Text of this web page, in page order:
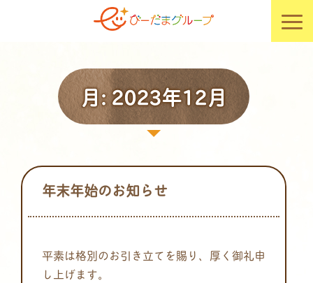
月:2023年12月
年末年始のお知らせ
平素は格別のお引き立てを賜り、厚く御礼申
し上げます。